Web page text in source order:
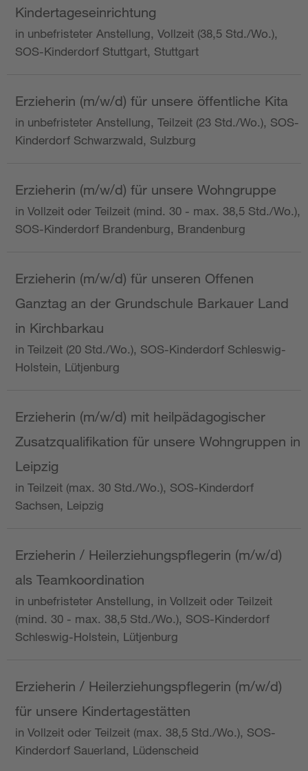
Kindertageseinrichtung
in unbefristeter Anstellung, Vollzeit (38,5 Std./Wo.),
SOS-Kinderdorf Stuttgart, Stuttgart
Erzieherin (m/w/d) für unsere öffentliche Kita
in unbefristeter Anstellung, Teilzeit (23 Std./Wo.), SOS-
Kinderdorf Schwarzwald, Sulzburg
Erzieherin (m/w/d) für unsere Wohngruppe
in Vollzeit oder Teilzeit (mind. 30 - max. 38,5 Std./Wo.),
SOS-Kinderdorf Brandenburg, Brandenburg
Erzieherin (m/w/d) für unseren Offenen
Ganztag an der Grundschule Barkauer Land
in Kirchbarkau
in Teilzeit (20 Std./Wo.), SOS-Kinderdorf Schleswig-
Holstein, Lütjenburg
Erzieherin (m/w/d) mit heilpädagogischer
Zusatzqualifikation für unsere Wohngruppen in
Leipzig
in Teilzeit (max. 30 Std./Wo.), SOS-Kinderdorf
Sachsen, Leipzig
Erzieherin / Heilerziehungspflegerin (m/w/d)
als Teamkoordination
in unbefristeter Anstellung, in Vollzeit oder Teilzeit
(mind. 30 - max. 38,5 Std./Wo.), SOS-Kinderdorf
Schleswig-Holstein, Lütjenburg
Erzieherin / Heilerziehungspflegerin (m/w/d)
für unsere Kindertagestätten
in Vollzeit oder Teilzeit (max. 38,5 Std./Wo.), SOS-
Kinderdorf Sauerland, Lüdenscheid